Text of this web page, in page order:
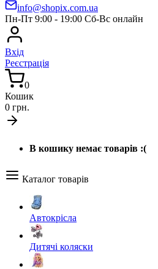
info@shopix.com.ua
Пн-Пт 9:00 - 19:00 Сб-Вс онлайн
Вхід
Реєстрація
0
Кошик
0 грн.
В кошику немає товарів :(
Каталог товарів
Автокрісла
Дитячі коляски